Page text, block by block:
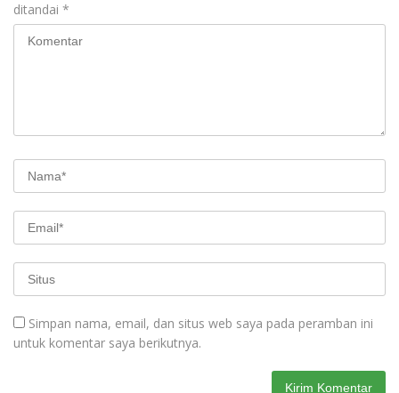
ditandai *
Simpan nama, email, dan situs web saya pada peramban ini
untuk komentar saya berikutnya.